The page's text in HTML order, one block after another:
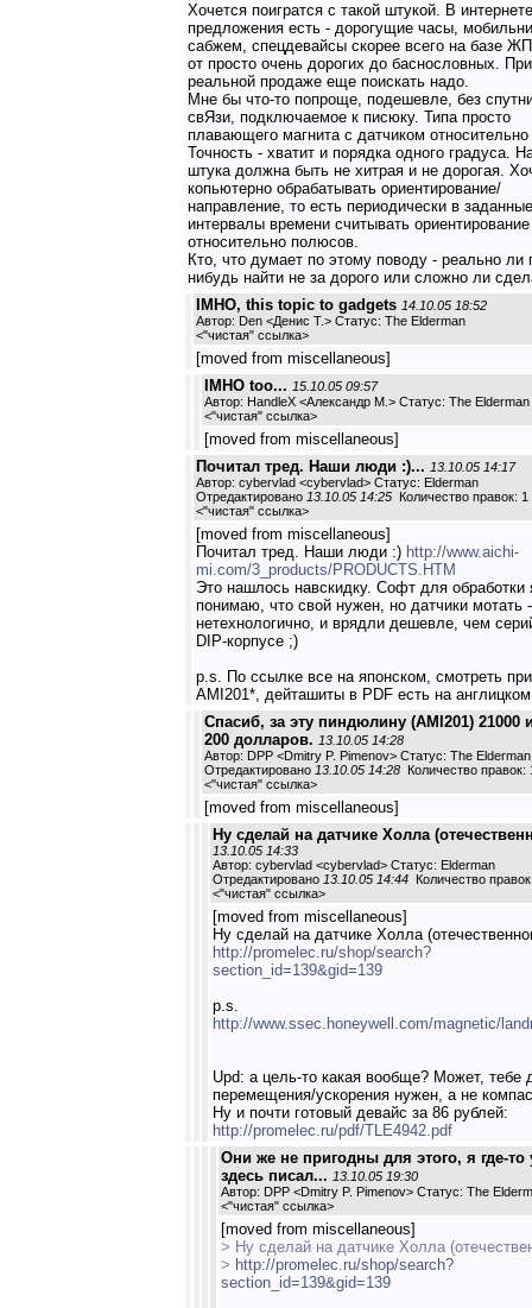
Хочется поигратся с такой штукой. В интернете
предложения есть - дорогущие часы,
сабжем, спецдевайсы скорее всего на базе
от просто очень дорогих до баснословных.
реальной продаже еще поискать надо.
Мне бы что-то попроще, подешевле, без
свЯзи, подключаемое к писюку. Типа просто
плавающего магнита с датчиком относительно
Точность - хватит и порядка одного градуса.
штука должна быть не хитрая и не дорогая.
копьютерно обрабатывать ориентирование/
направление, то есть периодически в заданные
интервалы времени считывать
относительно полюсов.
Кто, что думает по этому поводу - реально ли
нибудь найти не за дорого или сложно ли
IMHO, this topic to gadgets 14.10.05 18:52
Автор: Den <Денис Т.> Статус: The Elderman
<"чистая" ссылка>
[moved from miscellaneous]
IMHO too... 15.10.05 09:57
Автор: HandleX <Александр М.> Статус: The Elderman
<"чистая" ссылка>
[moved from miscellaneous]
Почитал тред. Наши люди :)... 13.10.05 14:17
Автор: cybervlad <cybervlad> Статус: Elderman
Отредактировано 13.10.05 14:25 Количество правок: 1
<"чистая" ссылка>
[moved from miscellaneous]
Почитал тред. Наши люди :) http://www.aichi-
mi.com/3_products/PRODUCTS.HTM
Это нашлось навскидку. Софт для обработки
понимаю, что свой нужен, но датчики мотать -
нетехнологично, и врядли дешевле, чем
DIP-корпусе ;)
p.s. По ссылке все на японском, смотреть
AMI201*, дейташиты в PDF есть на англицком
Спасиб, за эту пиндюлину (AMI201) 21000
200 долларов. 13.10.05 14:28
Автор: DPP <Dmitry P. Pimenov> Статус: The Elderman
Отредактировано 13.10.05 14:28 Количество правок:
<"чистая" ссылка>
[moved from miscellaneous]
Ну сделай на датчике Холла
13.10.05 14:33
Автор: cybervlad <cybervlad> Статус: Elderman
Отредактировано 13.10.05 14:44 Количество
<"чистая" ссылка>
[moved from miscellaneous]
Ну сделай на датчике Холла
http://promelec.ru/shop/search?
section_id=139&gid=139
p.s.
http://www.ssec.honeywell.com/magnetic/
Upd: а цель-то какая вообще? Может, тебе
перемещения/ускорения нужен, а не
Ну и почти готовый девайс за 86 рублей:
http://promelec.ru/pdf/TLE4942.pdf
Они же не пригодны для этого, я где-то
здесь писал... 13.10.05 19:30
Автор: DPP <Dmitry P. Pimenov> Статус: The
<"чистая" ссылка>
[moved from miscellaneous]
> Ну сделай на датчике Холла
> http://promelec.ru/shop/search?
section_id=139&gid=139